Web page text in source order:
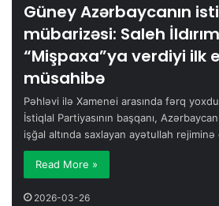
Güney Azərbaycanın
mübarizəsi: Saleh
“Mişpaxa”ya verdiyi ilk
müsahibə
Pəhləvi ilə Xamenei arasında fərq
İstiqlal Partiyasının başqanı,
işğal altında saxlayan ayətullah rejiminə
Read More »
2026-03-26